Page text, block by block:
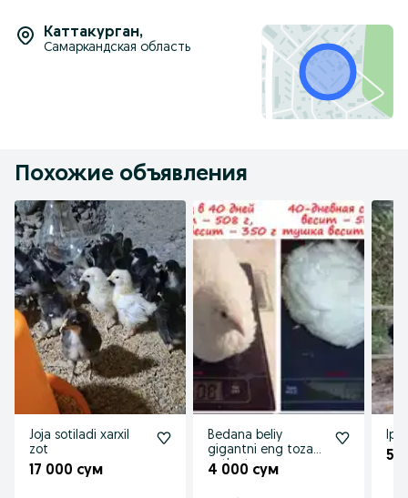
Каттакурган,
Самаркандская область
Похожие объявления
Joja sotiladi xarxil
zot
17 000 сум
Bedana beliy
gigantni eng toza
zotlar texas emas
бедона перепела
4 000 сум
5